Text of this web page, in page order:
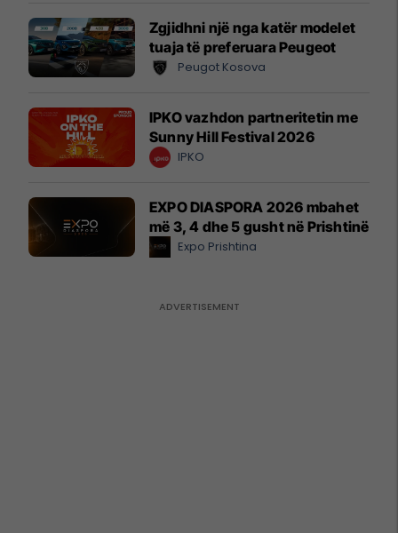
Zgjidhni një nga katër modelet
tuaja të preferuara Peugeot
Peugot Kosova
IPKO vazhdon partneritetin me
Sunny Hill Festival 2026
IPKO
EXPO DIASPORA 2026 mbahet
më 3, 4 dhe 5 gusht në Prishtinë
Expo Prishtina